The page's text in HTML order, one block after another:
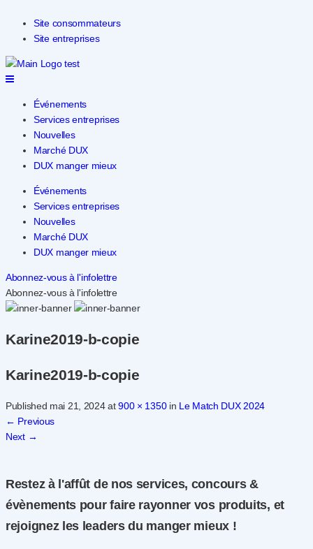
Site consommateurs
Site entreprises
Événements
Services entreprises
Nouvelles
Marché DUX
DUX manger mieux
Événements
Services entreprises
Nouvelles
Marché DUX
DUX manger mieux
Abonnez-vous à l'infolettre
Abonnez-vous à l'infolettre
Karine2019-b-copie
Karine2019-b-copie
Published mai 21, 2024at900 × 1350in Le Match DUX 2024
← Previous
Next →
Restez à l'affût de nos services, concours &
évènements pour faire rayonner vos produits, et
rejoignez les leaders du manger mieux !